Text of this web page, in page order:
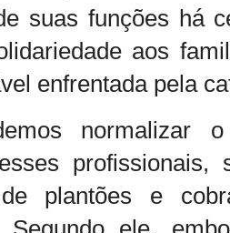
suas funções há
aos
enfrentada pela
normalizar
profissionais,
plantões e